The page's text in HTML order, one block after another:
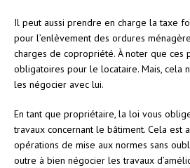
Il peut aussi prendre en charge la taxe
pour l’enlèvement des ordures
charges de copropriété. À noter que ces
obligatoires pour le locataire. Mais, cela
les négocier avec lui.
En tant que propriétaire, la loi vous
travaux concernant le bâtiment. Cela est
opérations de mise aux normes sans
outre à bien négocier les travaux